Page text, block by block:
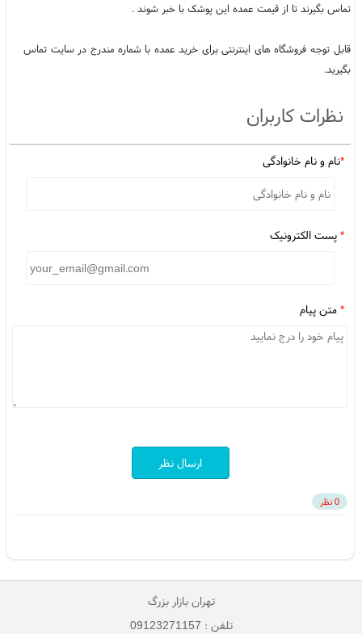
تماس بگیرند تا از قیمت عمده این پوشک با خبر شوند .
قابل توجه فروشگاه های اینترنتی برای خرید عمده با شماره مندرج در سایت تماس
بگیرید.
نظرات کاربران
*نام و نام خانوادگی
* پست الکترونیک
* متن پیام
ارسال نظر
0 نظر
تهران بازار بزرگ
تلفن : 09123271157